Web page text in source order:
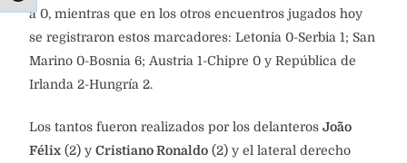
a 0, mientras que en los otros encuentros jugados hoy
se registraron estos marcadores: Letonia 0-Serbia 1; San
Marino 0-Bosnia 6; Austria 1-Chipre 0 y República de
Irlanda 2-Hungría 2.
Los tantos fueron realizados por los delanteros João
Félix (2) y Cristiano Ronaldo (2) y el lateral derecho